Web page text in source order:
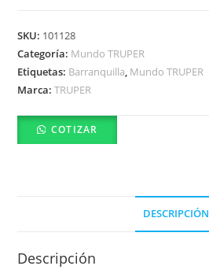
SKU: 101128
Categoría: Mundo TRUPER
Etiquetas: Barranquilla, Mundo TRUPER
Marca:TRUPER
COTIZAR
DESCRIPCIÓN
Descripción